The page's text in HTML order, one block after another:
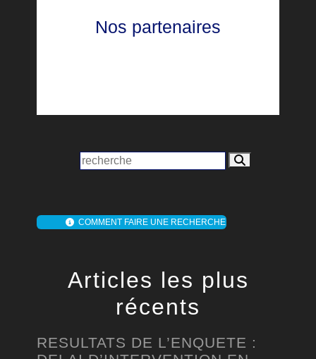
Nos partenaires
COMMENT FAIRE UNE RECHERCHE
Articles les plus
récents
RESULTATS DE L’ENQUETE :